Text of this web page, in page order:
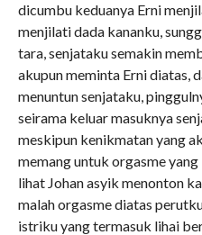
dicumbu keduanya Erni
menjilati dada kananku,
tara, senjataku semakin
akupun meminta Erni diatas,
menuntun senjataku,
seirama keluar masuknya
meskipun kenikmatan yang
memang untuk orgasme
lihat Johan asyik menonton
malah orgasme diatas
istriku yang termasuk lihai